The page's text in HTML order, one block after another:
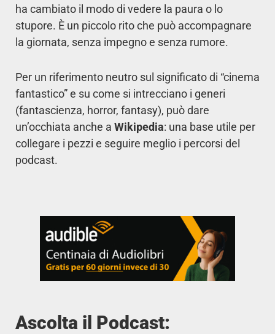
ha cambiato il modo di vedere la paura o lo
stupore. È un piccolo rito che può accompagnare
la giornata, senza impegno e senza rumore.
Per un riferimento neutro sul significato di “cinema
fantastico” e su come si intrecciano i generi
(fantascienza, horror, fantasy), può dare
un’occhiata anche a Wikipedia: una base utile per
collegare i pezzi e seguire meglio i percorsi del
podcast.
Ascolta il Podcast: